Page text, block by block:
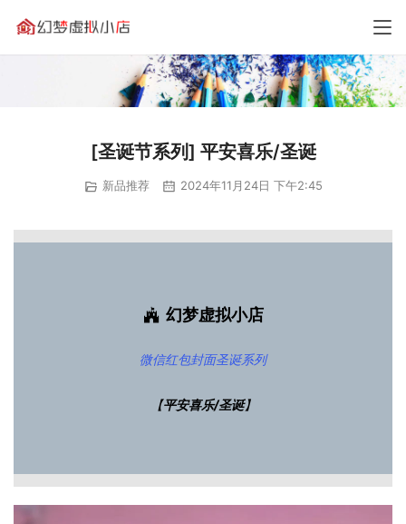
[圣诞节系列] 平安喜乐/圣诞
新品推荐 2024年11月24日 下午2:45
幻梦虚拟小店
微信红包封面圣诞系列
【平安喜乐/圣诞】